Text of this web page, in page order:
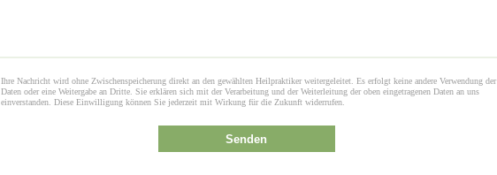
Ihre Nachricht wird ohne Zwischenspeicherung direkt an den gewählten Heilpraktiker weitergeleitet. Es erfolgt keine andere Verwendung der
Daten oder eine Weitergabe an Dritte. Sie erklären sich mit der Verarbeitung und der Weiterleitung der oben eingetragenen Daten an uns
einverstanden. Diese Einwilligung können Sie jederzeit mit Wirkung für die Zukunft widerrufen.
Senden